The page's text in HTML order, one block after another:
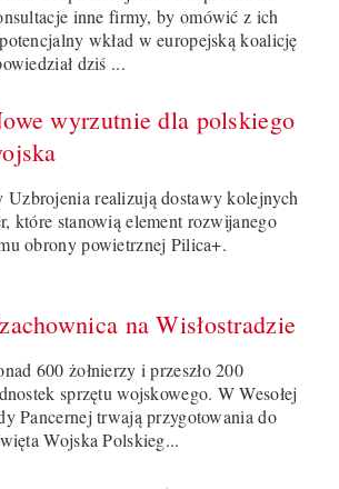
inne firmy, by omówić z ich
wkład w europejską koalicję
dziś ...
wyrzutnie dla polskiego
Uzbrojenia realizują dostawy kolejnych
które stanowią element rozwijanego
obrony powietrznej Pilica+.
na Wisłostradzie
600 żołnierzy i przeszło 200
sprzętu wojskowego. W Wesołej
Pancernej trwają przygotowania do
Wojska Polskieg...